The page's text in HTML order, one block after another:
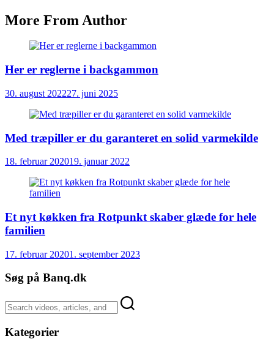
More From Author
Her er reglerne i backgammon
30. august 202227. juni 2025
Med træpiller er du garanteret en solid varmekilde
18. februar 202019. januar 2022
Et nyt køkken fra Rotpunkt skaber glæde for hele
familien
17. februar 20201. september 2023
Søg på Banq.dk
Kategorier